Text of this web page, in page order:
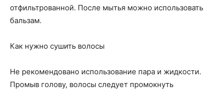
отфильтрованной. После мытья можно использовать
бальзам.
Как нужно сушить волосы
Не рекомендовано использование пара и жидкости.
Промыв голову, волосы следует промокнуть